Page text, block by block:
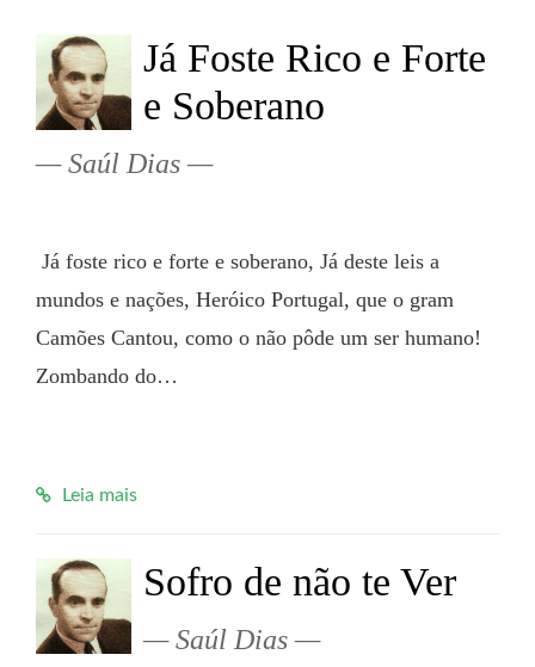
Já Foste Rico e Forte
e Soberano
Saúl Dias
mundos e nações, Heróico Portugal, que o gram
Camões Cantou, como o não pôde um ser humano!
Zombando do…
Leia mais
Sofro de não te Ver
Saúl Dias